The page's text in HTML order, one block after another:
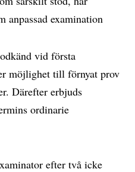
anpassad examination
vid första
möjlighet till förnyat prov
Därefter erbjuds
ordinarie
efter två icke